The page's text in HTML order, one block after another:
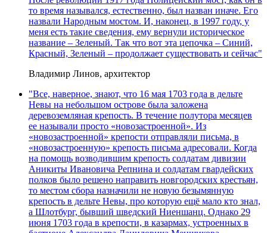
то время назывался, естественно, был назван иначе. Его
назвали Народным мостом. И, наконец, в 1997 году, у
меня есть такие сведения, ему вернули историческое
название – Зеленый. Так что вот эта цепочка – Синий,
Красный, Зеленый – продолжает существовать и сейчас"
Владимир Линов, архитектор
"Все, наверное, знают, что 16 мая 1703 года в дельте
Невы на небольшом острове была заложена
деревоземляная крепость. В течение полутора месяцев
ее называли просто «новозастроенной». Из
«новозастроенной» крепости отправляли письма, в
«новозастроенную» крепость письма адресовали. Когда
на помощь возводившим крепость солдатам дивизии
Аникиты Ивановича Репнина и солдатам гвардейских
полков было решено направить новгородских крестьян,
то местом сбора назначили не новую безымянную
крепость в дельте Невы, про которую ещё мало кто знал,
а Шлотбург, бывший шведский Ниеншанц. Однако 29
июня 1703 года в крепости, в казармах, устроенных в